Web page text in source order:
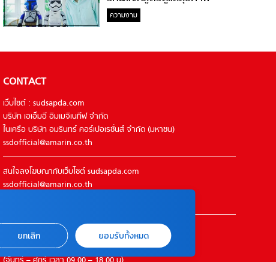
#ล้างจมูกไม่ยากจะสอนให้
ความงาม
CONTACT
เว็บไซต์ : sudsapda.com
บริษัท เอเอ็มอี อิมเมจิเนทีฟ จำกัด
ในเครือ บริษัท อมรินทร์ คอร์เปอเรชั่นส์ จำกัด (มหาชน)
ssdofficial@amarin.co.th
สนใจลงโฆษณากับเว็บไซต์ sudsapda.com
ssdofficial@amarin.co.th
ติดต่อแจ้งปัญหาหรือร้องเรียน
02-422-9999 ต่อ 4180
ยกเลิก ยอมรับทั้งหมด